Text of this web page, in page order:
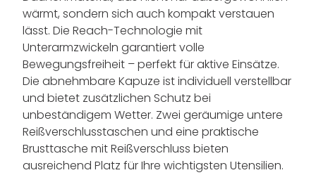
wärmt, sondern sich auch kompakt verstauen
lässt. Die Reach-Technologie mit
Unterarmzwickeln garantiert volle
Bewegungsfreiheit – perfekt für aktive Einsätze.
Die abnehmbare Kapuze ist individuell verstellbar
und bietet zusätzlichen Schutz bei
unbeständigem Wetter. Zwei geräumige untere
Reißverschlusstaschen und eine praktische
Brusttasche mit Reißverschluss bieten
ausreichend Platz für Ihre wichtigsten Utensilien.